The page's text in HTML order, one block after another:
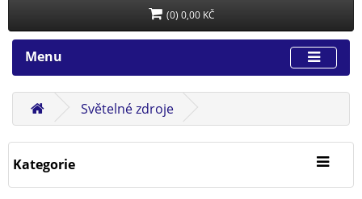
(0) 0,00 KČ
Menu
Světelné zdroje
Kategorie